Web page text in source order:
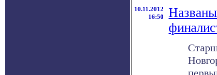
10.11.2012
16:50